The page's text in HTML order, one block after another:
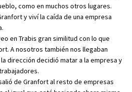
como en muchos otros lugares.
y viví la caída de una empresa
en Trabis gran similitud con lo que
A nosotros también nos llegaban
dirección decidió matar a la empresa y
de Granfort al resto de empresas